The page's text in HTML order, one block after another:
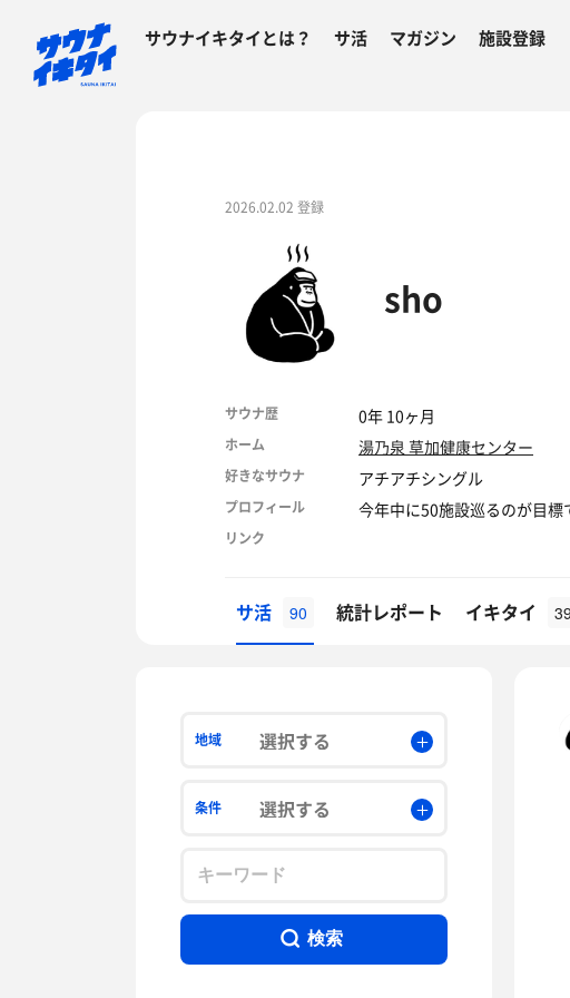
サウナイキタイとは？ サ活 マガジン 施設登録
2026.02.02 登録
sho
サウナ歴 0年 10ヶ月
ホーム 湯乃泉 草加健康センター
好きなサウナ アチアチシングル
プロフィール 今年中に50施設巡るのが目標
リンク
サ活 90 統計レポート イキタイ 39
地域 選択する
条件 選択する
検索